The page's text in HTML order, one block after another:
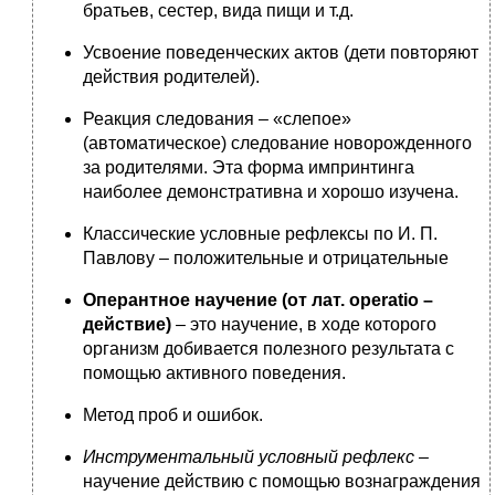
братьев, сестер, вида пищи и т.д.
Усвоение поведенческих актов (дети повторяют
действия родителей).
Реакция следования – «слепое»
(автоматическое) следование новорожденного
за родителями. Эта форма импринтинга
наиболее демонстративна и хорошо изучена.
Классические условные рефлексы по И. П.
Павлову – положительные и отрицательные
Оперантное научение (от лат. operatio –
действие) – это научение, в ходе которого
организм добивается полезного результата с
помощью активного поведения.
Метод проб и ошибок.
Инструментальный условный рефлекс –
научение действию с помощью вознаграждения